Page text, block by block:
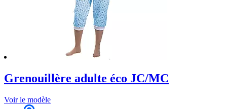
Grenouillère adulte éco JC/MC
Voir le modèle